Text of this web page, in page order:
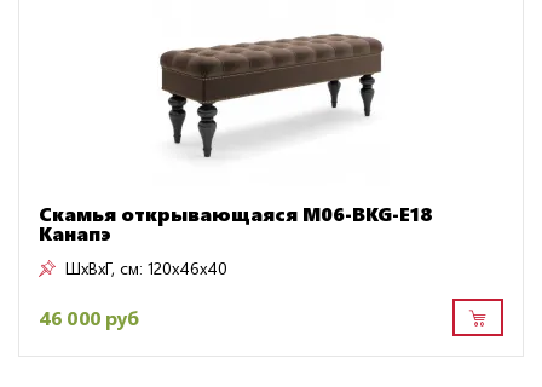
Скамья открывающаяся M06-BKG-E18
Канапэ
ШxВxГ, см: 120x46x40
46 000 руб